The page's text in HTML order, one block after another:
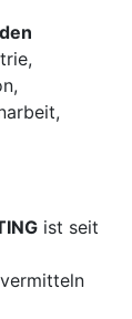
ist seit